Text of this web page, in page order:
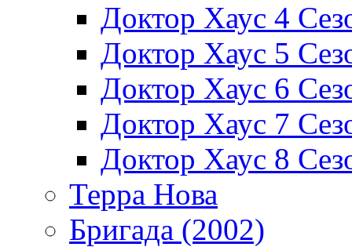
Доктор Хаус 4
Доктор Хаус 5
Доктор Хаус 6
Доктор Хаус 7
Доктор Хаус 8
Терра Нова
Бригада (2002)